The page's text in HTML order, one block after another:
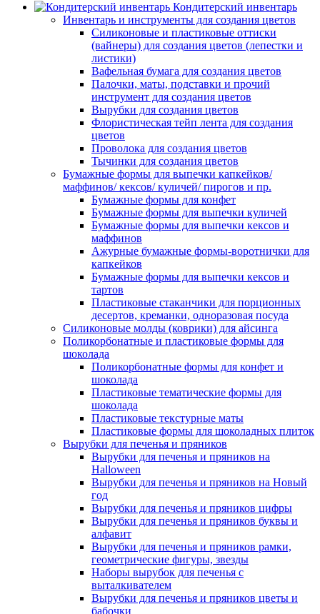
Кондитерский инвентарь
Инвентарь и инструменты для создания цветов
Силиконовые и пластиковые оттиски
(вайнеры) для создания цветов (лепестки и
листики)
Вафельная бумага для создания цветов
Палочки, маты, подставки и прочий
инструмент для создания цветов
Вырубки для создания цветов
Флористическая тейп лента для создания
цветов
Проволока для создания цветов
Тычинки для создания цветов
Бумажные формы для выпечки капкейков/
маффинов/ кексов/ куличей/ пирогов и пр.
Бумажные формы для конфет
Бумажные формы для выпечки куличей
Бумажные формы для выпечки кексов и
маффинов
Ажурные бумажные формы-воротнички для
капкейков
Бумажные формы для выпечки кексов и
тартов
Пластиковые стаканчики для порционных
десертов, креманки, одноразовая посуда
Силиконовые молды (коврики) для айсинга
Поликорбонатные и пластиковые формы для
шоколада
Поликорбонатные формы для конфет и
шоколада
Пластиковые тематические формы для
шоколада
Пластиковые текстурные маты
Пластиковые формы для шоколадных плиток
Вырубки для печенья и пряников
Вырубки для печенья и пряников на
Halloween
Вырубки для печенья и пряников на Новый
год
Вырубки для печенья и пряников цифры
Вырубки для печенья и пряников буквы и
алфавит
Вырубки для печенья и пряников рамки,
геометрические фигуры, звезды
Наборы вырубок для печенья с
выталкивателем
Вырубки для печенья и пряников цветы и
бабочки